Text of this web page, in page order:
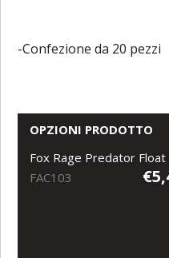
-Confezione da 20 pezzi
OPZIONI PRODOTTO
Fox Rage Predator
FAC103